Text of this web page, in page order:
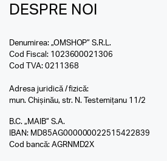
DESPRE NOI
Denumirea: „OMSHOP” S.R.L.
Cod Fiscal: 1023600021306
Cod TVA: 0211368
Adresa juridică / fizică:
mun. Chișinău, str. N. Testemițanu 11/2
B.C. „MAIB” S.A.
IBAN: MD85AG000000022515422839
Cod bancă: AGRNMD2X